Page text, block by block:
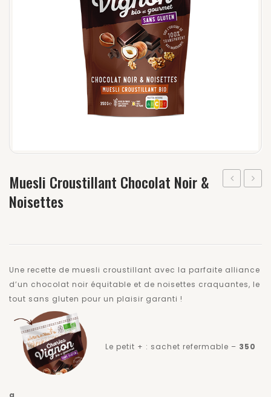
Muesli Croustillant Chocolat Noir &
Noisettes
Une recette de muesli croustillant avec la parfaite alliance
d’un chocolat noir équitable et de noisettes craquantes, le
tout sans gluten pour un plaisir garanti !
Le petit + : sachet refermable – 350